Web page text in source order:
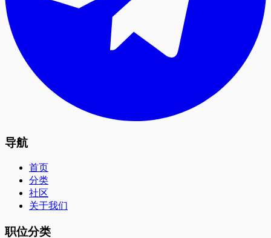
导航
首页
分类
社区
关于我们
职位分类